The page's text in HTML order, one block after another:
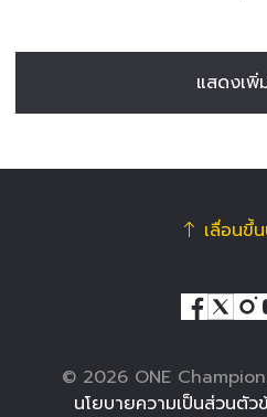
แสดงเพิ่
เลื่อนขึ้
© 2026 ONE
นโยบายความเป็นส่วนตัว